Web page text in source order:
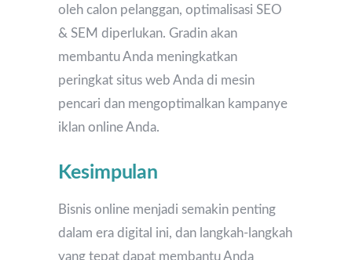
oleh calon pelanggan, optimalisasi SEO
& SEM diperlukan. Gradin akan
membantu Anda meningkatkan
peringkat situs web Anda di mesin
pencari dan mengoptimalkan kampanye
iklan online Anda.
Kesimpulan
Bisnis online menjadi semakin penting
dalam era digital ini, dan langkah-langkah
yang tepat dapat membantu Anda